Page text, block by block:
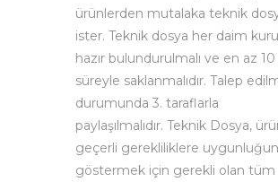
ürünlerden mutalaka teknik
ister. Teknik dosya her daim
hazır bulundurulmalı ve en az 10
süreyle saklanmalıdır. Talep
durumunda 3. taraflarla
paylaşılmalıdır. Teknik Dosya,
geçerli gerekliliklere
göstermek için gerekli olan tüm